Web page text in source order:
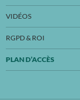
VIDÉOS
RGPD & ROI
PLAN D’ACCÈS